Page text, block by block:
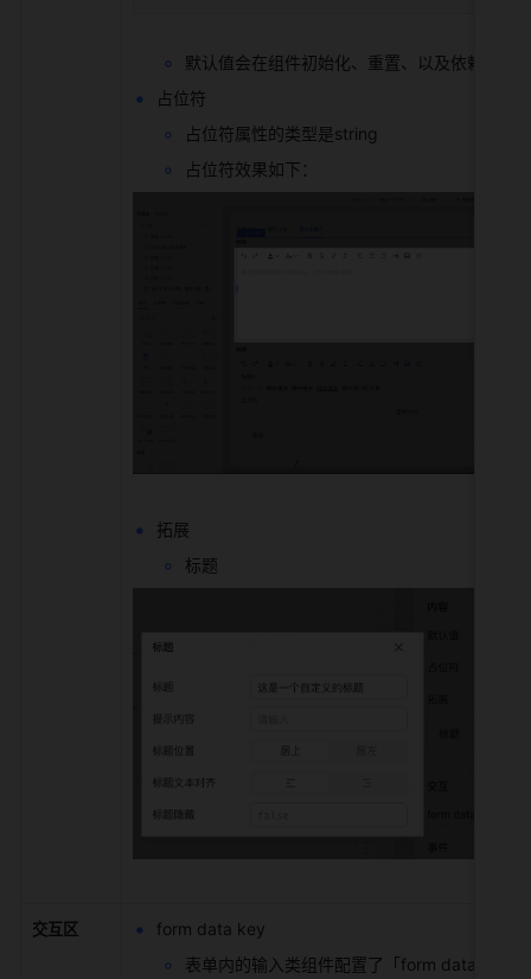
默认值会在组件初始化、重置、以及依赖的变
占位符
占位符属性的类型是string
占位符效果如下：
拓展
标题
交互区
form data key
表单内的输入类组件配置了「form data key」